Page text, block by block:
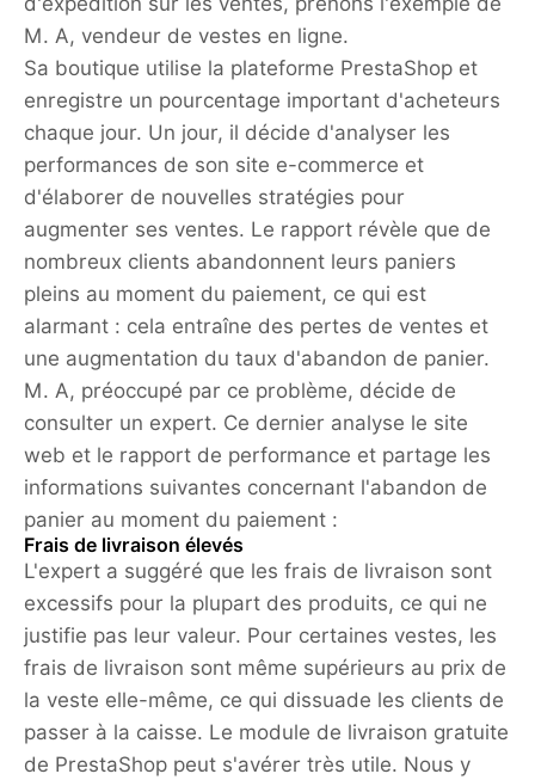
M. A, vendeur de vestes en ligne.
Sa boutique utilise la plateforme PrestaShop et
enregistre un pourcentage important d'acheteurs
chaque jour. Un jour, il décide d'analyser les
performances de son site e-commerce et
d'élaborer de nouvelles stratégies pour
augmenter ses ventes. Le rapport révèle que de
nombreux clients abandonnent leurs paniers
pleins au moment du paiement, ce qui est
alarmant : cela entraîne des pertes de ventes et
une augmentation du taux d'abandon de panier.
M. A, préoccupé par ce problème, décide de
consulter un expert. Ce dernier analyse le site
web et le rapport de performance et partage les
informations suivantes concernant l'abandon de
panier au moment du paiement :
Frais de livraison élevés
L'expert a suggéré que les frais de livraison sont
excessifs pour la plupart des produits, ce qui ne
justifie pas leur valeur. Pour certaines vestes, les
frais de livraison sont même supérieurs au prix de
la veste elle-même, ce qui dissuade les clients de
passer à la caisse. Le module de livraison gratuite
de PrestaShop peut s'avérer très utile. Nous y